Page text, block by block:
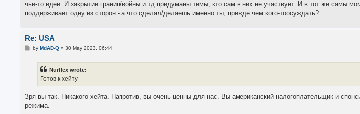
чьи-то идеи. И закрытие границ/войны и тд придуманы темы, кто сам в них не участвует. И в тот же самы
поддерживает одну из сторон - а что сделал/делаешь именно ты, прежде чем кого-тоосуждать?
Re: USA
Pby MdAD-Q» 30 May 2023, 06:44
Nurflex wrote:
Готов к хейту
Зря вы так. Никакого хейта. Напротив, вы очень ценны для нас. Вы американский налогоплательщик и
режима.